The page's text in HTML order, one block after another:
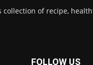
collection of recipe,
FOLLOW US